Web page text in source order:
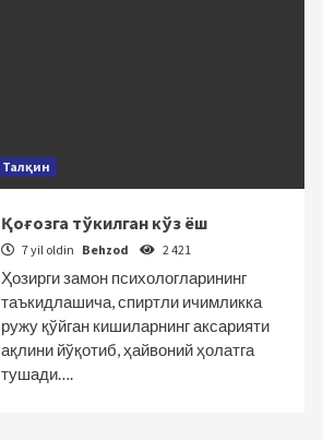
Талқин
Қоғозга тўкилган кўз ёш
7 yil oldin Behzod 2 421
Ҳозирги замон психологларининг
таъкидлашича, спиртли ичимликка
ружу қўйган кишиларнинг аксарияти
ақлини йўқотиб, ҳайвоний ҳолатга
тушади….